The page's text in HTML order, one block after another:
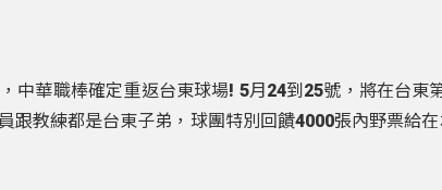
中華職棒確定重返台東球場! 5月24到25號，將在台東
跟教練都是台東子弟，球團特別回饋4000張內野票給